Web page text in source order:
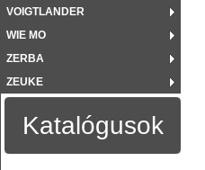
VOIGTLANDER
WIE MO
ZERBA
ZEUKE
Katalógusok